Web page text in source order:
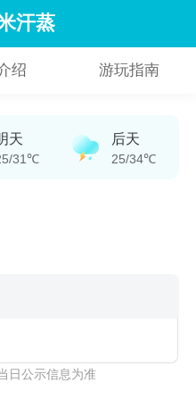
汗蒸
绍 游玩指南
天
31℃
后天
25/34℃
日公示信息为准